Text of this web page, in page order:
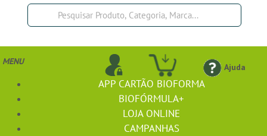
Ajuda
MENU
APP CARTÃO BIOFORMA
BIOFÓRMULA+
LOJA ONLINE
CAMPANHAS